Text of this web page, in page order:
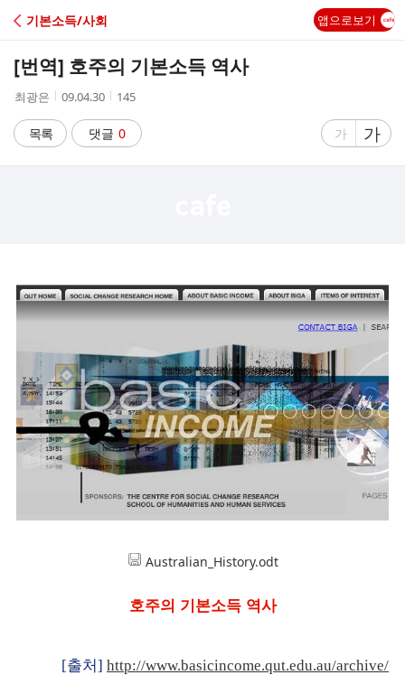
C
A
기본소득/사회 앱으로보기
[번역] 호주의 기본소득 역사
작
자
최광은
작
시
간
09.04.30
조
수
145
목록 댓글 0
글
가
글
자
가
Australian_History.odt
호주의 기본소득 역사
[출처] http://www.basicincome.qut.edu.au/archive/